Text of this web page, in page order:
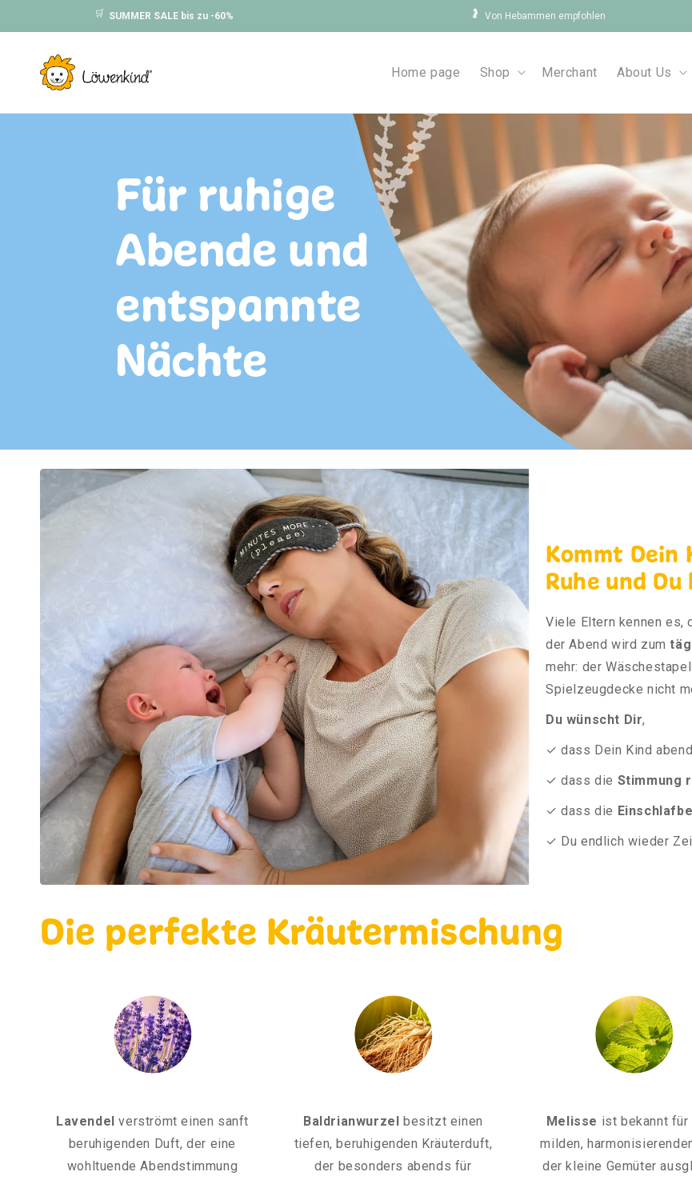
🛒 SUMMER SALE bis zu -60% 🤰 Von Hebammen empfohlen
Home page Shop Merchant About Us
Für ruhige
Abende und
entspannte
Nächte
Kommt Dein
Ruhe und
Viele Eltern kennen es,
der Abend wird zum
mehr: der
Spielzeugdecke nicht
Du wünscht Dir,
✓ dass Dein Kind
✓ dass die Stimmung
✓ dass die
✓ Du endlich wieder
Die perfekte Kräutermischung
Lavendel verströmt einen sanft
beruhigenden Duft, der eine
wohltuende Abendstimmung
Baldrianwurzel
besitzt einen
tiefen, beruhigenden Kräuterduft,
der besonders abends für
Melisse ist bekannt für
milden,
der kleine Gemüter